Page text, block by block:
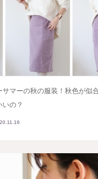
マーの秋の服装！秋色が似
の？